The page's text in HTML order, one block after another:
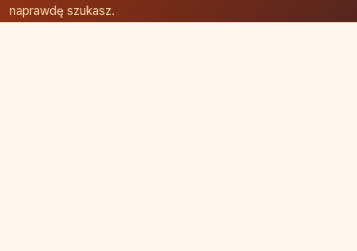
naprawdę szukasz.